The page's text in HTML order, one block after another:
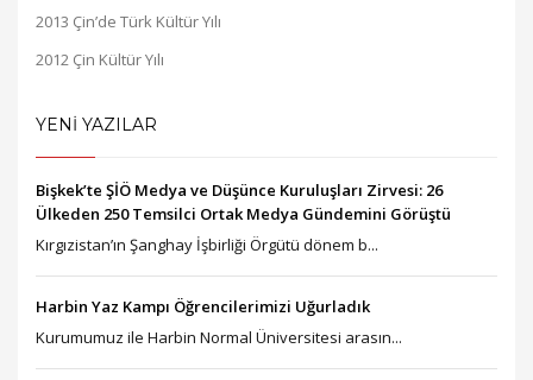
2013 Çin’de Türk Kültür Yılı
2012 Çin Kültür Yılı
YENİ YAZILAR
Bişkek’te ŞİÖ Medya ve Düşünce Kuruluşları Zirvesi: 26
Ülkeden 250 Temsilci Ortak Medya Gündemini Görüştü
Kırgızistan’ın Şanghay İşbirliği Örgütü dönem b...
Harbin Yaz Kampı Öğrencilerimizi Uğurladık
Kurumumuz ile Harbin Normal Üniversitesi arasın...